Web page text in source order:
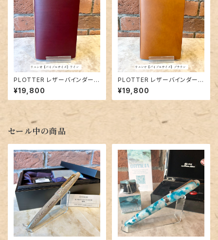
PLOTTER レザーバインダー5
012「リスシオ（ワイン）」バイブ
ルサイズ／6穴リング
¥19,800
PLOTTER レザーバインダー5
012「リスシオ（ブラウン）」バイブ
ルサイズ／6穴リング
¥19,800
セール中の商品